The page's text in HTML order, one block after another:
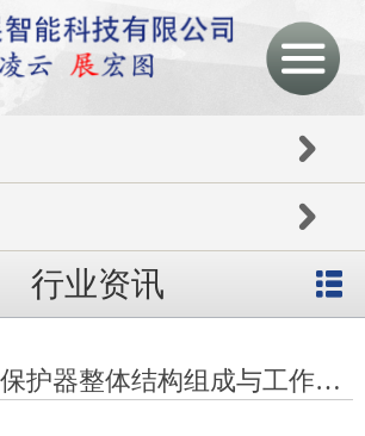
行业资讯
煤矿智能综合保护器整体结构组成与工作原理